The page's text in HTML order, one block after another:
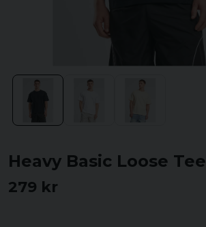
Heavy Basic Loose Tee
279 kr